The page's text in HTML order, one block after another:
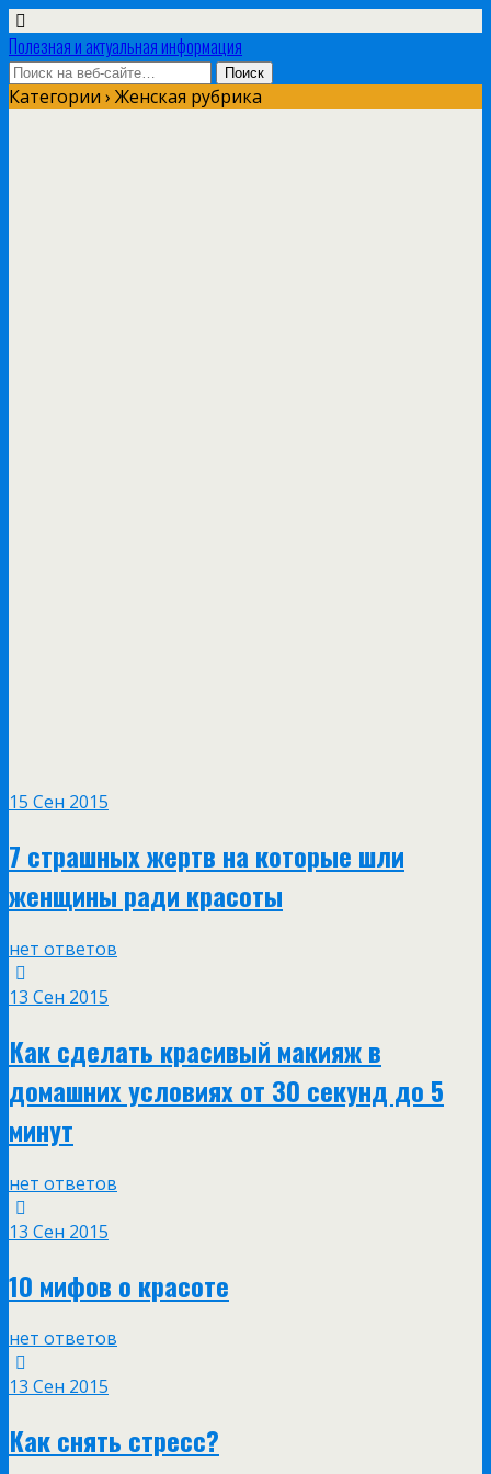
Полезная и актуальная информация
Категории › Женская рубрика
15 Сен 2015
7 страшных жертв на которые шли
женщины ради красоты
нет ответов
13 Сен 2015
Как сделать красивый макияж в
домашних условиях от 30 секунд до 5
минут
нет ответов
13 Сен 2015
10 мифов о красоте
нет ответов
13 Сен 2015
Как снять стресс?